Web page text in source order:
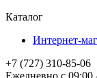
Каталог
Интернет-
+7 (727) 310-85-06
Ежедневно с 09:00